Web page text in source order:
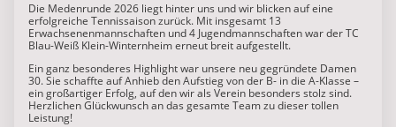
Die Medenrunde 2026 liegt hinter uns und wir blicken auf eine
erfolgreiche Tennissaison zurück. Mit insgesamt 13
Erwachsenenmannschaften und 4 Jugendmannschaften war der TC
Blau-Weiß Klein-Winternheim erneut breit aufgestellt.
Ein ganz besonderes Highlight war unsere neu gegründete Damen
30. Sie schaffte auf Anhieb den Aufstieg von der B- in die A-Klasse –
ein großartiger Erfolg, auf den wir als Verein besonders stolz sind.
Herzlichen Glückwunsch an das gesamte Team zu dieser tollen
Leistung!